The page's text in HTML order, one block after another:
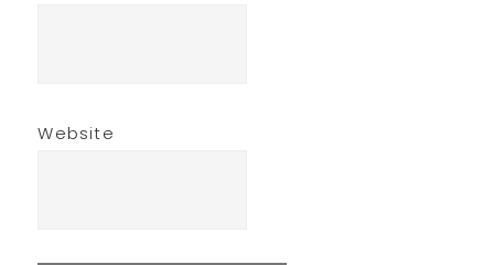
Website